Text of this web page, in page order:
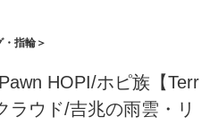
指輪＞
HOPI/ホピ族【Terr
ラウド/吉兆の雨雲・リ